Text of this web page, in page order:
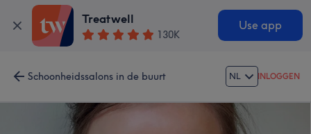
Treatwell
130K
Use app
Schoonheidssalons in de buurt NL INLOGGEN